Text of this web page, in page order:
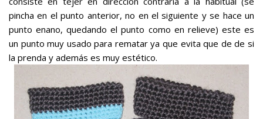
pincha en el punto anterior, no en el siguiente y se hace un
punto enano, quedando el punto como en relieve) este es
un punto muy usado para rematar ya que evita que de de si
la prenda y además es muy estético.